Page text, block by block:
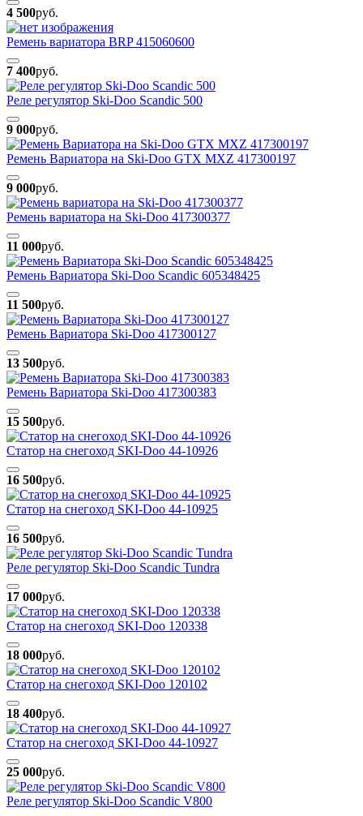
4 500руб.
Ремень вариатора BRP 415060600
7 400руб.
Реле регулятор Ski-Doo Scandic 500
9 000руб.
Ремень Вариатора на Ski-Doo GTX MXZ 417300197
9 000руб.
Ремень вариатора на Ski-Doo 417300377
11 000руб.
Ремень Вариатора Ski-Doo Scandic 605348425
11 500руб.
Ремень Вариатора Ski-Doo 417300127
13 500руб.
Ремень Вариатора Ski-Doo 417300383
15 500руб.
Статор на снегоход SKI-Doo 44-10926
16 500руб.
Статор на снегоход SKI-Doo 44-10925
16 500руб.
Реле регулятор Ski-Doo Scandic Tundra
17 000руб.
Статор на снегоход SKI-Doo 120338
18 000руб.
Статор на снегоход SKI-Doo 120102
18 400руб.
Статор на снегоход SKI-Doo 44-10927
25 000руб.
Реле регулятор Ski-Doo Scandic V800